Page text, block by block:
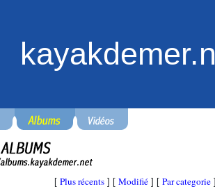
[ Plus récents ] [ Modifié ] [ Par categorie